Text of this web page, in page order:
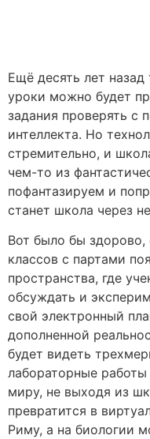
Ещё десять лет назад
уроки можно будет
задания проверять с
интеллекта. Но
стремительно, и
чем-то из
пофантазируем и
станет школа через
Вот было бы
классов с партами
пространства, где
обсуждать и
свой электронный
дополненной
будет видеть
лабораторные
миру, не выходя из
превратится в
Риму, а на биологии